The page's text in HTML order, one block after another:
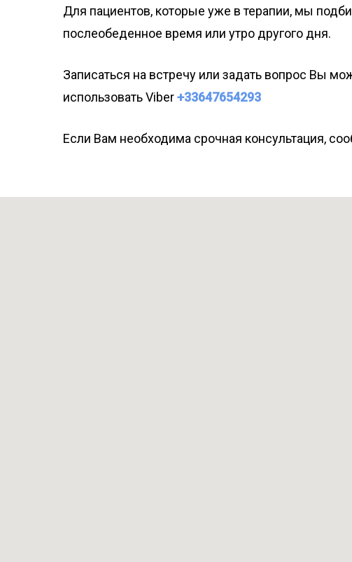
Для пациентов, которые уже в терапии, мы
послеобеденное время или утро другого дня.
Записаться на встречу или задать вопрос Вы
использовать Viber+33647654293
Если Вам необходима срочная консультация,